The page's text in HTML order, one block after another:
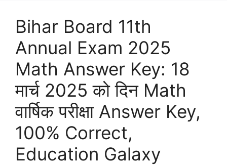
Bihar Board 11th
Annual Exam 2025
Math Answer Key: 18
मार्च 2025 को दिन Math
वार्षिक परीक्षा Answer Key,
100% Correct,
Education Galaxy